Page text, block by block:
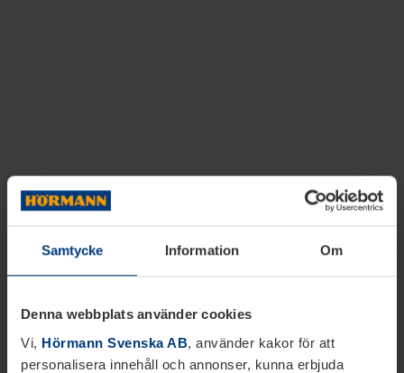
Samtycke Information Om
Denna webbplats använder cookies
Vi, Hörmann Svenska AB, använder kakor för att
personalisera innehåll och annonser, kunna erbjuda